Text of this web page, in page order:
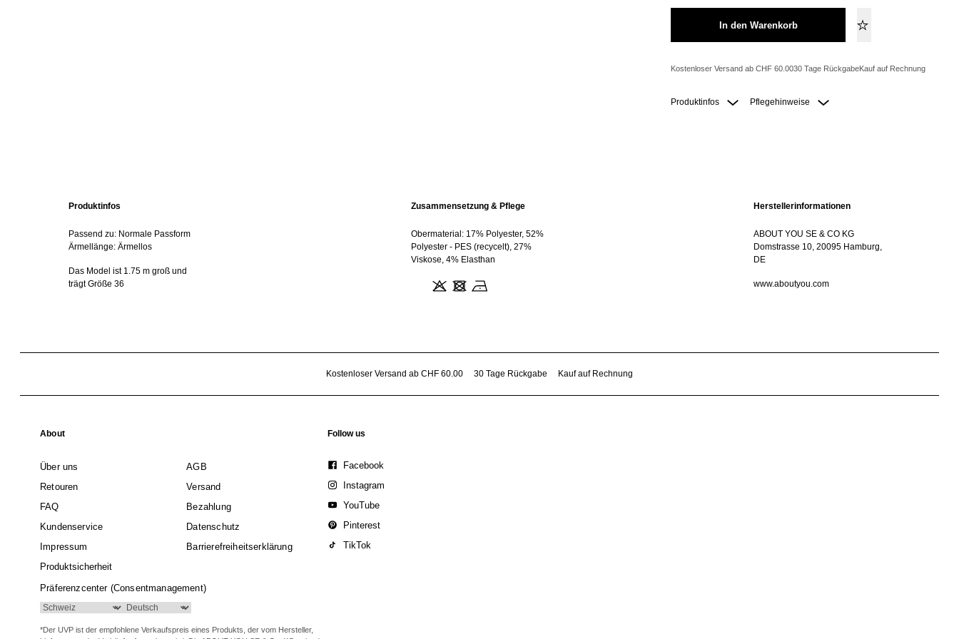
In den Warenkorb
Kostenloser Versand ab CHF 60.0030 Tage RückgabeKauf auf Rechnung
Produktinfos Pflegehinweise
Produktinfos
Passend zu: Normale Passform
Ärmellänge: Ärmellos
Das Model ist 1.75 m groß und
trägt Größe 36
Zusammensetzung & Pflege
Obermaterial: 17% Polyester, 52%
Polyester - PES (recycelt), 27%
Viskose, 4% Elasthan
Herstellerinformationen
ABOUT YOU SE & CO KG
Domstrasse 10, 20095 Hamburg,
DE
www.aboutyou.com
Kostenloser Versand ab CHF 60.00 30 Tage Rückgabe Kauf auf Rechnung
About
Über uns
AGB
Retouren
Versand
FAQ
Bezahlung
Kundenservice
Datenschutz
Impressum
Barrierefreiheitserklärung
Produktsicherheit
Präferenzcenter (Consentmanagement)
*Der UVP ist der empfohlene Verkaufspreis eines Produkts, der vom Hersteller,
Follow us
Facebook
Instagram
YouTube
Pinterest
TikTok